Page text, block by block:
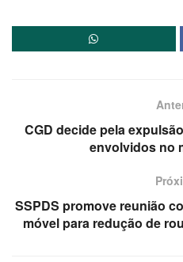
CGD decide pela
envolvidos no
SSPDS promove reunião
móvel para redução de